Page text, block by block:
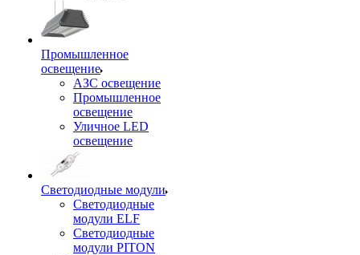
Промышленное
освещение
АЗС освещение
Промышленное
освещение
Уличное LED
освещение
Светодиодные модули
Светодиодные
модули ELF
Светодиодные
модули PITON